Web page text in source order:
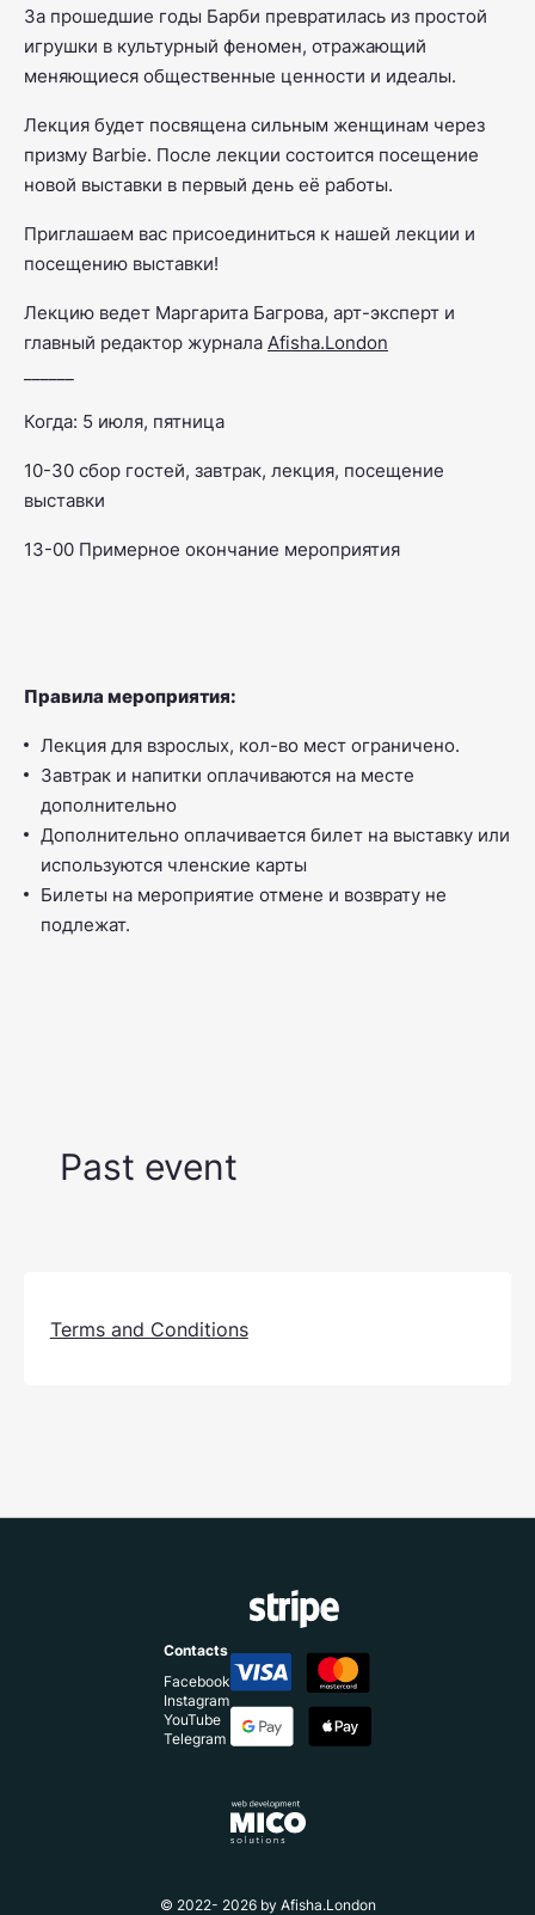
За прошедшие годы Барби превратилась из простой
игрушки в культурный феномен, отражающий
меняющиеся общественные ценности и идеалы.
Лекция будет посвящена сильным женщинам через
призму Barbie. После лекции состоится посещение
новой выставки в первый день её работы.
Приглашаем вас присоединиться к нашей лекции и
посещению выставки!
Лекцию ведет Маргарита Багрова, арт-эксперт и
главный редактор журнала Afisha.London
Когда: 5 июля, пятница
10-30 сбор гостей, завтрак, лекция, посещение
выставки
13-00 Примерное окончание мероприятия
Правила мероприятия:
Лекция для взрослых, кол-во мест ограничено.
Завтрак и напитки оплачиваются на месте
дополнительно
Дополнительно оплачивается билет на выставку или
используются членские карты
Билеты на мероприятие отмене и возврату не
подлежат.
Past event
Terms and Conditions
Contacts
Facebook
Instagram
YouTube
Telegram
© 2022- 2026 by Afisha.London